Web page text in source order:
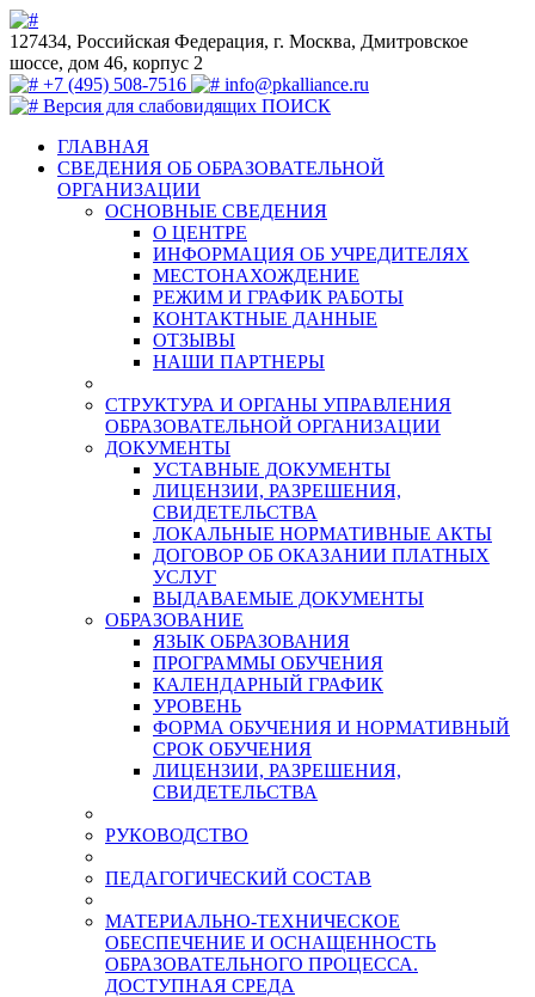
127434, Российская Федерация, г. Москва, Дмитровское
шоссе, дом 46, корпус 2
+7 (495) 508-7516
info@pkalliance.ru
Версия для слабовидящих ПОИСК
ГЛАВНАЯ
СВЕДЕНИЯ ОБ ОБРАЗОВАТЕЛЬНОЙ
ОРГАНИЗАЦИИ
ОСНОВНЫЕ СВЕДЕНИЯ
О ЦЕНТРЕ
ИНФОРМАЦИЯ ОБ УЧРЕДИТЕЛЯХ
МЕСТОНАХОЖДЕНИЕ
РЕЖИМ И ГРАФИК РАБОТЫ
КОНТАКТНЫЕ ДАННЫЕ
ОТЗЫВЫ
НАШИ ПАРТНЕРЫ
СТРУКТУРА И ОРГАНЫ УПРАВЛЕНИЯ
ОБРАЗОВАТЕЛЬНОЙ ОРГАНИЗАЦИИ
ДОКУМЕНТЫ
УСТАВНЫЕ ДОКУМЕНТЫ
ЛИЦЕНЗИИ, РАЗРЕШЕНИЯ,
СВИДЕТЕЛЬСТВА
ЛОКАЛЬНЫЕ НОРМАТИВНЫЕ АКТЫ
ДОГОВОР ОБ ОКАЗАНИИ ПЛАТНЫХ
УСЛУГ
ВЫДАВАЕМЫЕ ДОКУМЕНТЫ
ОБРАЗОВАНИЕ
ЯЗЫК ОБРАЗОВАНИЯ
ПРОГРАММЫ ОБУЧЕНИЯ
КАЛЕНДАРНЫЙ ГРАФИК
УРОВЕНЬ
ФОРМА ОБУЧЕНИЯ И НОРМАТИВНЫЙ
СРОК ОБУЧЕНИЯ
ЛИЦЕНЗИИ, РАЗРЕШЕНИЯ,
СВИДЕТЕЛЬСТВА
РУКОВОДСТВО
ПЕДАГОГИЧЕСКИЙ СОСТАВ
МАТЕРИАЛЬНО-ТЕХНИЧЕСКОЕ
ОБЕСПЕЧЕНИЕ И ОСНАЩЕННОСТЬ
ОБРАЗОВАТЕЛЬНОГО ПРОЦЕССА.
ДОСТУПНАЯ СРЕДА